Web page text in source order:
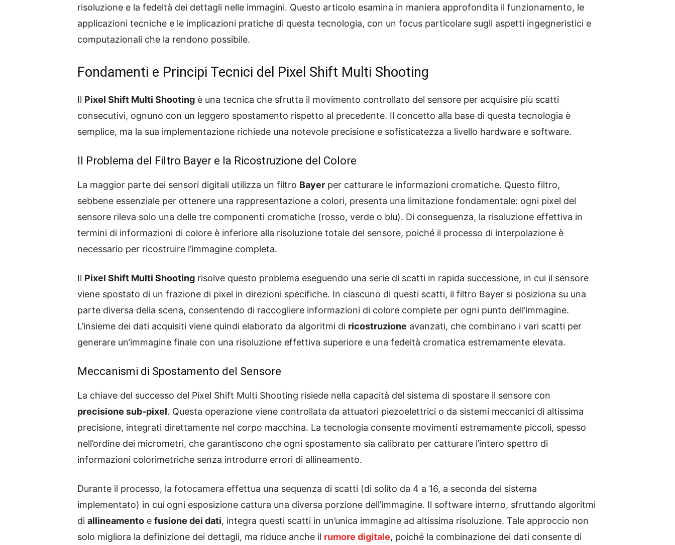
risoluzione e la fedeltà dei dettagli nelle immagini. Questo articolo esamina in maniera approfondita il funzionamento, le
applicazioni tecniche e le implicazioni pratiche di questa tecnologia, con un focus particolare sugli aspetti ingegneristici e
computazionali che la rendono possibile.
Fondamenti e Principi Tecnici del Pixel Shift Multi Shooting
Il Pixel Shift Multi Shooting è una tecnica che sfrutta il movimento controllato del sensore per acquisire più scatti
consecutivi, ognuno con un leggero spostamento rispetto al precedente. Il concetto alla base di questa tecnologia è
semplice, ma la sua implementazione richiede una notevole precisione e sofisticatezza a livello hardware e software.
Il Problema del Filtro Bayer e la Ricostruzione del Colore
La maggior parte dei sensori digitali utilizza un filtro Bayer per catturare le informazioni cromatiche. Questo filtro,
sebbene essenziale per ottenere una rappresentazione a colori, presenta una limitazione fondamentale: ogni pixel del
sensore rileva solo una delle tre componenti cromatiche (rosso, verde o blu). Di conseguenza, la risoluzione effettiva in
termini di informazioni di colore è inferiore alla risoluzione totale del sensore, poiché il processo di interpolazione è
necessario per ricostruire l’immagine completa.
Il Pixel Shift Multi Shooting risolve questo problema eseguendo una serie di scatti in rapida successione, in cui il sensore
viene spostato di un frazione di pixel in direzioni specifiche. In ciascuno di questi scatti, il filtro Bayer si posiziona su una
parte diversa della scena, consentendo di raccogliere informazioni di colore complete per ogni punto dell’immagine.
L’insieme dei dati acquisiti viene quindi elaborato da algoritmi di ricostruzione avanzati, che combinano i vari scatti per
generare un’immagine finale con una risoluzione effettiva superiore e una fedeltà cromatica estremamente elevata.
Meccanismi di Spostamento del Sensore
La chiave del successo del Pixel Shift Multi Shooting risiede nella capacità del sistema di spostare il sensore con
precisione sub-pixel. Questa operazione viene controllata da attuatori piezoelettrici o da sistemi meccanici di altissima
precisione, integrati direttamente nel corpo macchina. La tecnologia consente movimenti estremamente piccoli, spesso
nell’ordine dei micrometri, che garantiscono che ogni spostamento sia calibrato per catturare l’intero spettro di
informazioni colorimetriche senza introdurre errori di allineamento.
Durante il processo, la fotocamera effettua una sequenza di scatti (di solito da 4 a 16, a seconda del sistema
implementato) in cui ogni esposizione cattura una diversa porzione dell’immagine. Il software interno, sfruttando algoritmi
di allineamento e fusione dei dati, integra questi scatti in un’unica immagine ad altissima risoluzione. Tale approccio non
solo migliora la definizione dei dettagli, ma riduce anche il rumore digitale, poiché la combinazione dei dati consente di